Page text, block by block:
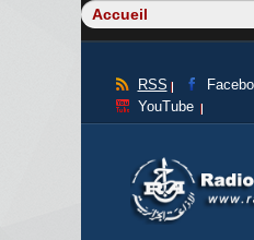
RSS
YouTube